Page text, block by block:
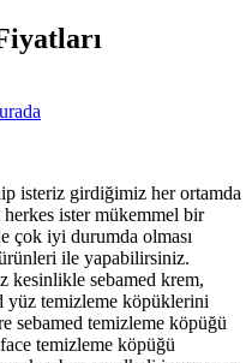
isteriz girdiğimiz her ortamda
ister mükemmel bir
çok iyi durumda olması
ile yapabilirsiniz.
kesinlikle sebamed krem,
yüz temizleme köpüklerini
sebamed temizleme köpüğü
temizleme köpüğü